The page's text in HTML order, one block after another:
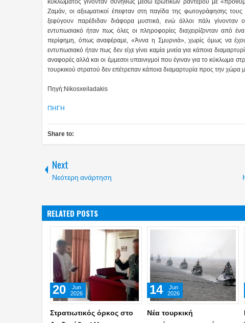
Ζαμάν, οι αξιωματικοί έπεφταν στη παγίδα της φωτογράφησης
ξεφύγουν παρέδιδαν διάφορα μυστικά, ενώ άλλοι πάλι
εντυπωσιακό ήταν πως όλες οι πληροφορίες διαχειρίζονταν
περίφημη, όπως αναφέραμε, «Άννα η Σμυρνιά», χωρίς όμως να
εντυπωσιακό ήταν πως δεν είχε γίνει καμία μνεία για κάποια
αναφορές αλλά και οι έμμεσοι υπαινιγμοί που έγιναν για το κύκλωμα
τουρκικού στρατού δεν επέτρεπαν κάποια διαμαρτυρία προς την χώρα
Πηγή:Nikosxeiladakis
ΠΗΓΗ
Share to:
Next
Νεότερη ανάρτηση
RELATED POSTS
ΓΕΣ: Αυτά είναι τα νέα
22
Jul
2026
Κως: Κινηματογραφική
18
Jul
2026